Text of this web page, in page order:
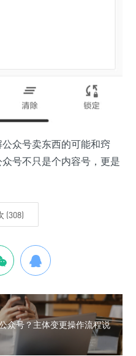
众号卖东西的可能和窍
号不只是个内容号，更是
(308)
众号？主体变更操作流程说